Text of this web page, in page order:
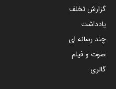
گزارش تخلف
یادداشت
چند رسانه ای
صوت و فیلم
گالری